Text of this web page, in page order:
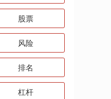
股票
风险
排名
杠杆